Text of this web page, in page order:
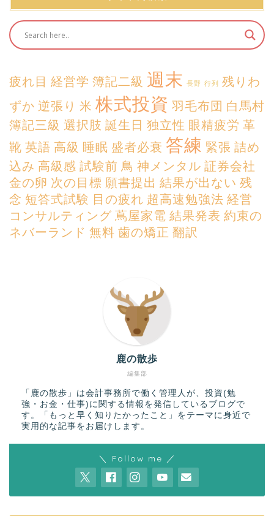
疲れ目 経営学 簿記二級 週末 長野 行列
残りわ
ずか 逆張り 米 株式投資 羽毛布団 白馬村
簿記三級 選択肢 誕生日 独立性 眼精疲労 革
靴 英語 高級 睡眠 盛者必衰 答練 緊張 詰め
込み 高級感 試験前 鳥 神メンタル 証券会社
金の卵 次の目標 願書提出 結果が出ない 残
念 短答式試験 目の疲れ 超高速勉強法 経営
コンサルティング 蔦屋家電 結果発表 約束の
ネバーランド 無料 歯の矯正 翻訳
編集部
鹿の散歩
「鹿の散歩」は会計事務所で働く管理人が、投資(勉
強・お金・仕事)に関する情報を発信しているブログで
す。「もっと早く知りたかったこと」をテーマに身近で
実用的な記事をお届けします。
＼ Follow me ／